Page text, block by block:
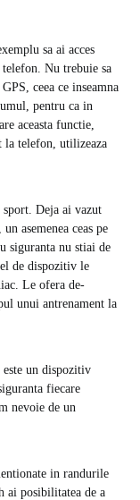
sa ai acces
Nu trebuie sa
ceea ce inseamna
pentru ca in
aceasta functie,
la telefon, utilizeaza
Deja ai vazut
asemenea ceas pe
siguranta nu stiai de
de dispozitiv le
Le ofera de-
unui antrenament la
este un dispozitiv
fiecare
nevoie de un
in randurile
ai posibilitatea de a